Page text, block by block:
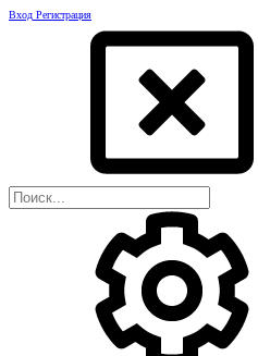
Вход Регистрация